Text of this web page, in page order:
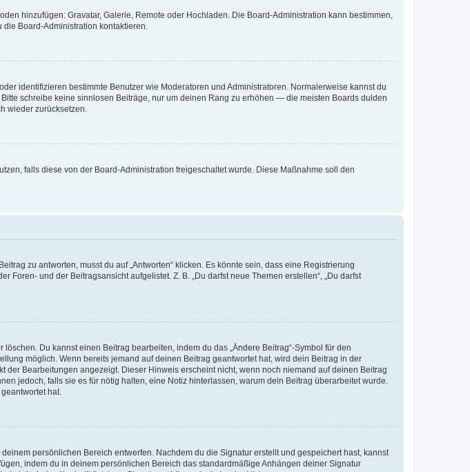
hinzufügen: Gravatar, Galerie, Remote oder Hochladen. Die Board-Administration kann bestimmen,
die Board-Administration kontaktieren.
identifizieren bestimmte Benutzer wie Moderatoren und Administratoren. Normalerweise kannst du
schreibe keine sinnlosen Beiträge, nur um deinen Rang zu erhöhen — die meisten Boards dulden
wieder zurücksetzen.
falls diese von der Board-Administration freigeschaltet wurde. Diese Maßnahme soll den
zu antworten, musst du auf „Antworten“ klicken. Es könnte sein, dass eine Registrierung
und der Beitragsansicht aufgelistet. Z. B. „Du darfst neue Themen erstellen“, „Du darfst
Du kannst einen Beitrag bearbeiten, indem du das „Ändere Beitrag“-Symbol für den
möglich. Wenn bereits jemand auf deinen Beitrag geantwortet hat, wird dein Beitrag in der
Bearbeitungen angezeigt. Dieser Hinweis erscheint nicht, wenn noch niemand auf deinen Beitrag
jedoch, falls sie es für nötig halten, eine Notiz hinterlassen, warum dein Beitrag überarbeitet wurde.
hat.
persönlichen Bereich entwerfen. Nachdem du die Signatur erstellt und gespeichert hast, kannst
indem du in deinem persönlichen Bereich das standardmäßige Anhängen deiner Signatur